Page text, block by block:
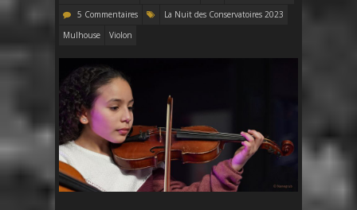
5 Commentaires
La Nuit des Conservatoires 2023
Mulhouse
Violon